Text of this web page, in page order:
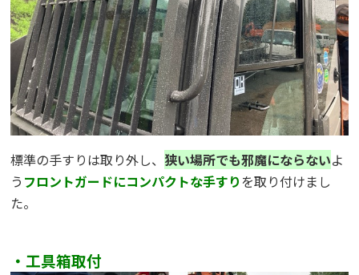
標準の手すりは取り外し、 狭い場所でも邪魔にならないよ
う フロントガードにコンパクトな手すりを取り付けまし
た。
・工具箱取付